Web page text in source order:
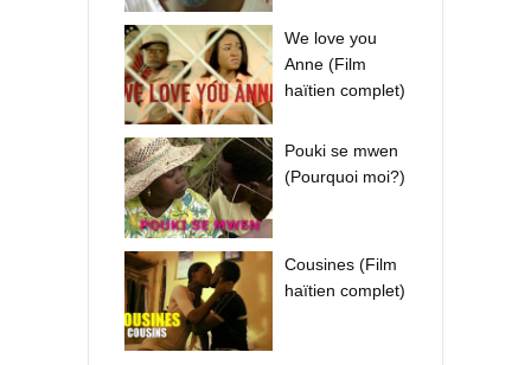
We love you
Anne (Film
haïtien complet)
Pouki se mwen
(Pourquoi moi?)
Cousines (Film
haïtien complet)